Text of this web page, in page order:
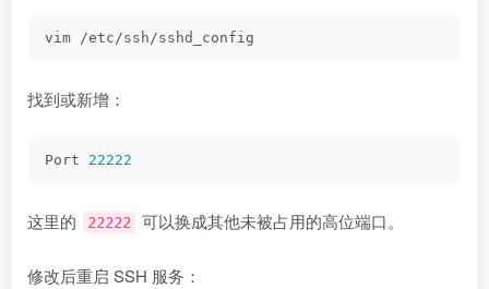
vim /etc/ssh/sshd_config
找到或新增：
Port 22222
这里的 22222 可以换成其他未被占用的高位端口。
修改后重启 SSH 服务：